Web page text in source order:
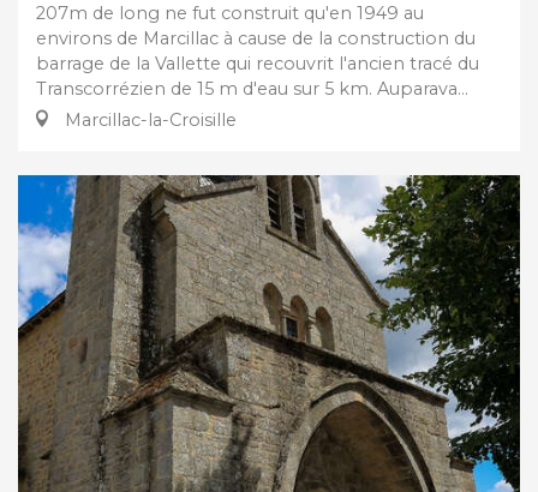
207m de long ne fut construit qu'en 1949 au
environs de Marcillac à cause de la construction du
barrage de la Vallette qui recouvrit l'ancien tracé du
Transcorrézien de 15 m d'eau sur 5 km. Auparava...
Marcillac-la-Croisille